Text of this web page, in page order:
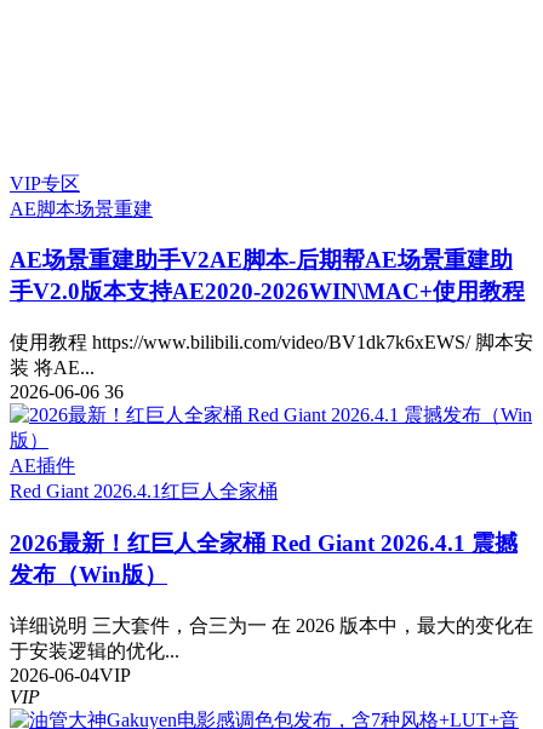
VIP专区
AE脚本场景重建
AE场景重建助手V2AE脚本-后期帮AE场景重建助
手V2.0版本支持AE2020-2026WIN\MAC+使用教程
使用教程 https://www.bilibili.com/video/BV1dk7k6xEWS/ 脚本安
装 将AE...
2026-06-06 36
AE插件
Red Giant 2026.4.1红巨人全家桶
2026最新！红巨人全家桶 Red Giant 2026.4.1 震撼
发布（Win版）
详细说明 三大套件，合三为一 在 2026 版本中，最大的变化在
于安装逻辑的优化...
2026-06-04VIP
VIP